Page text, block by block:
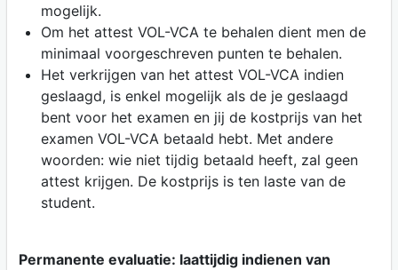
mogelijk.
Om het attest VOL-VCA te behalen dient men de
minimaal voorgeschreven punten te behalen.
Het verkrijgen van het attest VOL-VCA indien
geslaagd, is enkel mogelijk als de je geslaagd
bent voor het examen en jij de kostprijs van het
examen VOL-VCA betaald hebt. Met andere
woorden: wie niet tijdig betaald heeft, zal geen
attest krijgen. De kostprijs is ten laste van de
student.
Permanente evaluatie: laattijdig indienen van